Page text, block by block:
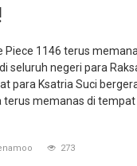
Piece 1146 terus
seluruh negeri para
para Ksatria Suci
memanas di
273